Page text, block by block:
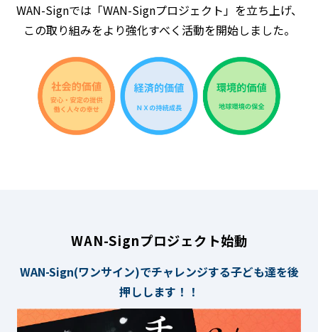
WAN-Signでは「WAN-Signプロジェクト」を立ち上げ、
この取り組みをより強化すべく活動を開始しました。
WAN-Signプロジェクト始動
WAN-Sign(ワンサイン)でチャレンジする子ども達を後
押しします！！